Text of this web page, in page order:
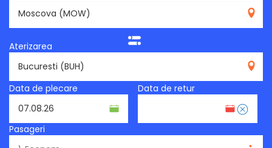
Aterizarea
Data de plecare
Data de retur
Pasageri